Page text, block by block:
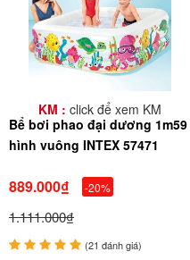
KM : click để xem KM
Bể bơi phao đại dương 1m59
hình vuông INTEX 57471
889.000₫ -20%
1.111.000₫
(21 đánh giá)